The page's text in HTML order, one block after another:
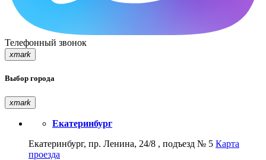
Телефонный звонок
xmark
Выбор города
xmark
Екатеринбург
Екатеринбург, пр. Ленина, 24/8 , подъезд № 5 Карта
проезда